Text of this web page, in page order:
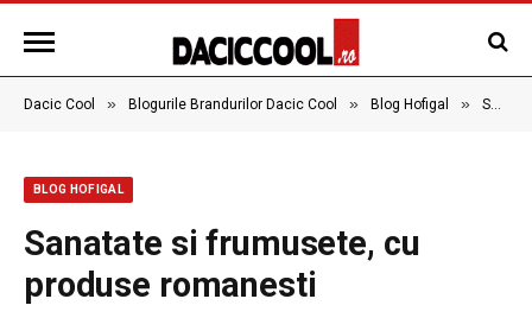
Dacic Cool » Blogurile Brandurilor Dacic Cool » Blog Hofigal » Sanatate si frumusete, cu produse romanesti
BLOG HOFIGAL
Sanatate si frumusete, cu
produse romanesti